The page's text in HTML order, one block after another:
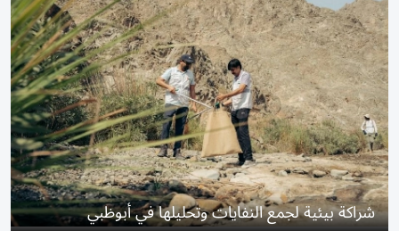
شراكة بيئية لجمع النفايات وتحليلها في أبوظبي